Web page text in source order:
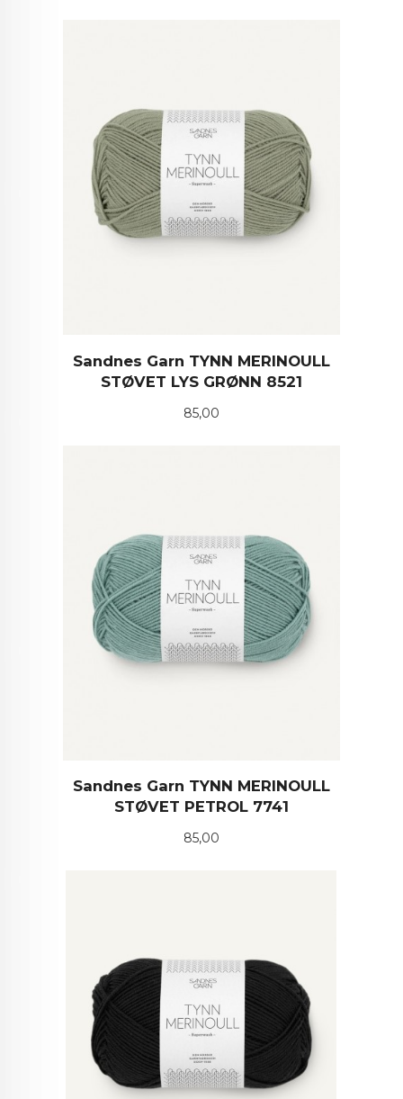
Sandnes Garn TYNN MERINOULL
STØVET LYS GRØNN 8521
Pris
85,00
Sandnes Garn TYNN MERINOULL
STØVET PETROL 7741
Pris
85,00